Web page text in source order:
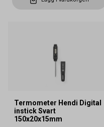
Termometer Hendi Digital
instick Svart
150x20x15mm